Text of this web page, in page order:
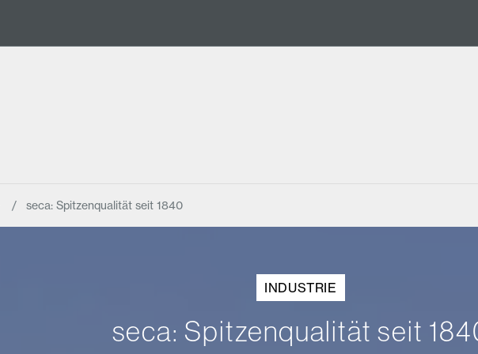
seca: Spitzenqualität seit 1840
INDUSTRIE
seca: Spitzenqualität seit